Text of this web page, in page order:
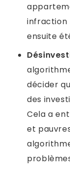
infraction
ensuite
décider
des
Cela a
et